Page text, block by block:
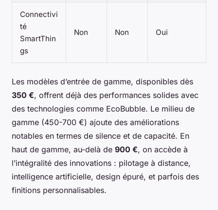
Connectivi
té
SmartThin
gs
Non Non Oui
Les modèles d’entrée de gamme, disponibles dès
350 €, offrent déjà des performances solides avec
des technologies comme EcoBubble. Le milieu de
gamme (450-700 €) ajoute des améliorations
notables en termes de silence et de capacité. En
haut de gamme, au-delà de 900 €, on accède à
l’intégralité des innovations : pilotage à distance,
intelligence artificielle, design épuré, et parfois des
finitions personnalisables.